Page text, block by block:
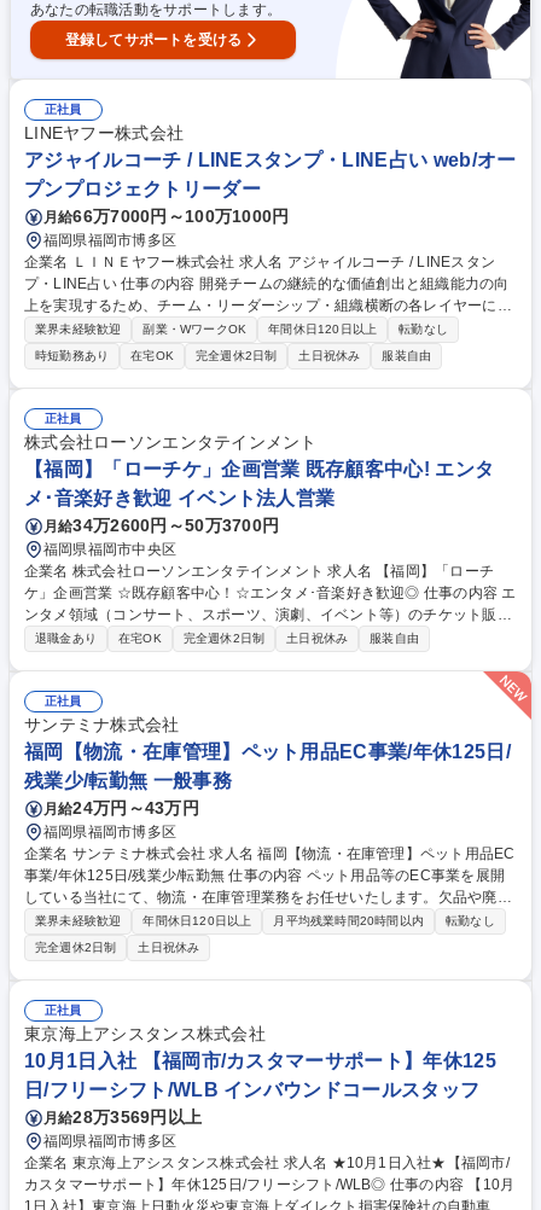
あなたの転職活動をサポートします。
登録してサポートを受ける
正社員
LINEヤフー株式会社
アジャイルコーチ / LINEスタンプ・LINE占い web/オー
プンプロジェクトリーダー
月給66万7000円～100万1000円
福岡県福岡市博多区
企業名 ＬＩＮＥヤフー株式会社 求人名 アジャイルコーチ / LINEスタン
プ・LINE占い 仕事の内容 開発チームの継続的な価値創出と組織能力の向
上を実現するため、チーム・リーダーシップ・組織横断の各レイヤーに対
して支援を行います。具体的には以下のアプローチで業務を遂行します。
■チーム強化のコーチング：開発チーム、スクラムマスター、プロダクト
オーナーなどと協働し、アジャイル原則・プラクティスの理解と実践を支
援します■リーダーシップ・組織コーチング■テクニカル・プロダクトアジ
リティの向上■AI×アジャイルの実践■開発プロセス支援ツールの設計・構
築 【業務内容の変更の範囲】会社の定める業務 募集職種 アジャイルコー
チ / LINEスタンプ・LINE占い
業界未経験歓迎 副業・WワークOK 年間休日120日以上
転勤なし
時短勤務あり
在宅OK 完全週休2日制 土日祝休み 服装自由
正社員
株式会社ローソンエンタテインメント
【福岡】「ローチケ」企画営業 既存顧客中心! エンタ
メ･音楽好き歓迎 イベント法人営業
月給34万2600円～50万3700円
福岡県福岡市中央区
企業名 株式会社ローソンエンタテインメント 求人名 【福岡】「ローチ
ケ」企画営業 ☆既存顧客中心！☆エンタメ･音楽好き歓迎◎ 仕事の内容 エ
ンタメ領域（コンサート、スポーツ、演劇、イベント等）のチケット販売
を展開する当社にて、「ローチケ」ブランドを活用したチケットの仕入れ
内での企画・進行業務が中心。取引先からの依頼に対し、販売開始からイ
ベント終了まで責任を持って進行し、無事完了させることが営業のやりが
いです。 一方で、競合や未取引先へのアプローチを地道に積み重ねる姿勢
が求められます。既存顧客との取引が約9割を占める中で、1枚・1件でも
新規のチケットや顧客を獲得することにこだわれる方を歓迎します。 ※個
人予算・ノルマはありません。 募集職種 【福岡】「ローチケ」企画営業
☆既存顧客中心！☆エンタメ･音楽好き歓迎◎
退職金あり 在宅OK 完全週休2日制 土日祝休み 服装自由
正社員
サンテミナ株式会社
福岡【物流・在庫管理】ペット用品EC事業/年休125日/
残業少/転勤無 一般事務
月給24万円～43万円
福岡県福岡市博多区
企業名 サンテミナ株式会社 求人名 福岡【物流・在庫管理】ペット用品EC
事業/年休125日/残業少/転勤無 仕事の内容 ペット用品等のEC事業を展開
している当社にて、物流・在庫管理業務をお任せいたします。欠品や廃棄
ゼロを目指し、販売機会の最大化と適正在庫の維持を実現することで事業
成長に貢献する重要なポジションです。 ■商品在庫の管理（欠品・過剰在
庫・廃棄防止）■在庫計画・発注・出荷管理■物流委託先や社内との円滑な
連携を通じた正確で安定した出荷体制の構築と維持■在庫データ等に基づ
く課題発見・業務改善の推進■将来的にはコールセンター委託先の管理、
マテリアル整備、受注システム管理等にも携わり幅広い業務改善に挑戦で
きます。 【業務内容の変更範囲】当社の指定する業務 募集職種 福岡【物
流・在庫管理】ペット用品EC事業/年休125日/残業少/転勤無
業界未経験歓迎 年間休日120日以上 月平均残業時間20時間以内
転勤なし
完全週休2日制
土日祝休み
正社員
東京海上アシスタンス株式会社
10月1日入社 【福岡市/カスタマーサポート】年休125
日/フリーシフト/WLB インバウンドコールスタッフ
月給28万3569円以上
福岡県福岡市博多区
企業名 東京海上アシスタンス株式会社 求人名 ★10月1日入社★【福岡市/
カスタマーサポート】年休125日/フリーシフト/WLB◎ 仕事の内容 【10月
1日入社】東京海上日動火災や東京海上ダイレクト損害保険社の自動車保